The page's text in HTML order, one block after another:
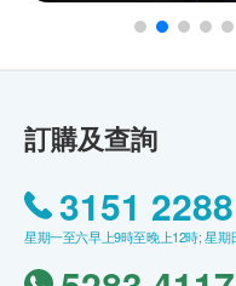
訂購及查詢
3151 2288
星期一至六早上9時至晚上12時; 星期